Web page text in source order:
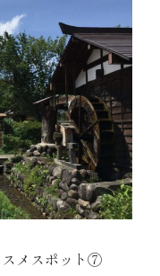
スメスポット⑦